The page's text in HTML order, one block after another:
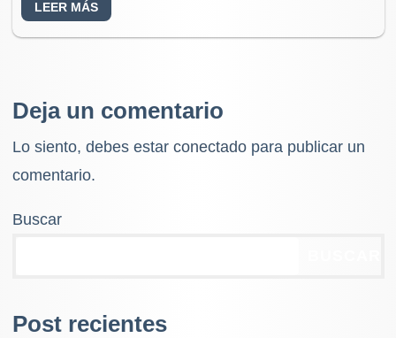
realmente convienen.…
LEER MÁS
Deja un comentario
Lo siento, debes estar conectadopara publicar un
comentario.
Buscar
Post recientes